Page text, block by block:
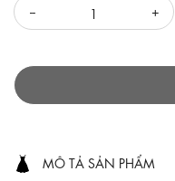
MÔ TẢ SẢN PHẨM